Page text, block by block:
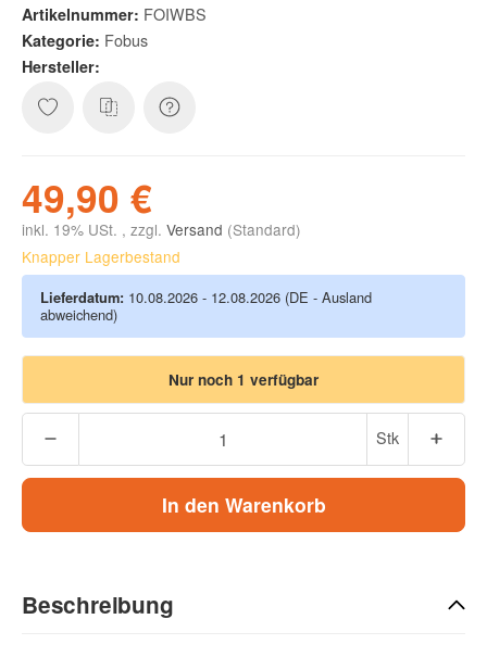
Artikelnummer: FOIWBS
Kategorie: Fobus
Hersteller:
49,90 €
inkl. 19% USt. , zzgl. Versand (Standard)
Knapper Lagerbestand
Lieferdatum: 10.08.2026 - 12.08.2026 (DE - Ausland
abweichend)
Nur noch 1 verfügbar
Stk
In den Warenkorb
Beschreibung